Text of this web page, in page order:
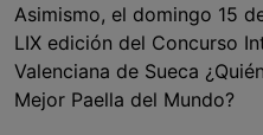
Asimismo, el domingo 15
LIX edición del Concurso
Valenciana de Sueca
Mejor Paella del Mundo?